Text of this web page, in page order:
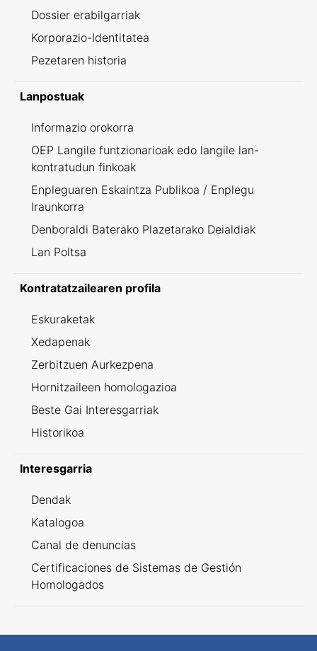
Dossier erabilgarriak
Korporazio-Identitatea
Pezetaren historia
Lanpostuak
Informazio orokorra
OEP Langile funtzionarioak edo langile lan-
kontratudun finkoak
Enpleguaren Eskaintza Publikoa / Enplegu
Iraunkorra
Denboraldi Baterako Plazetarako Deialdiak
Lan Poltsa
Kontratatzailearen profila
Eskuraketak
Xedapenak
Zerbitzuen Aurkezpena
Hornitzaileen homologazioa
Beste Gai Interesgarriak
Historikoa
Interesgarria
Dendak
Katalogoa
Canal de denuncias
Certificaciones de Sistemas de Gestión
Homologados